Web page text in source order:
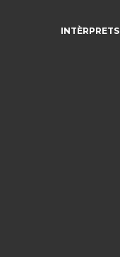
INTÈRPRETS